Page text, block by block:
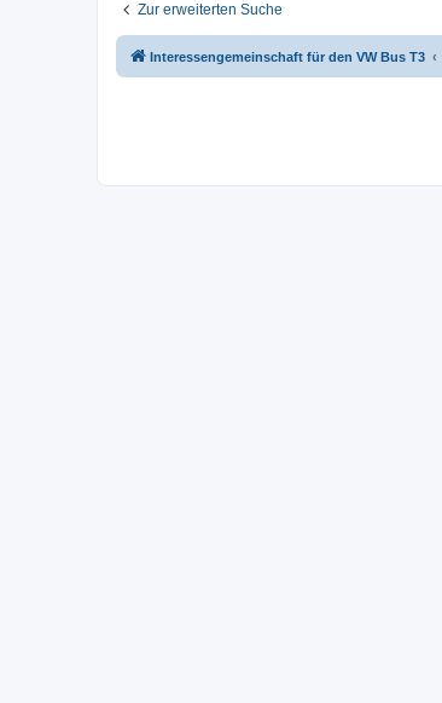
Zur erweiterten Suche
Interessengemeinschaft für den VW Bus T3